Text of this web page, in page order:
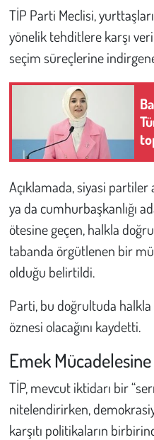
TİP Parti Meclisi,
yönelik tehditlere karşı
seçim süreçlerine
Açıklamada, siyasi partiler
ya da cumhurbaşkanlığı
ötesine geçen, halkla
tabanda örgütlenen bir
olduğu belirtildi.
Parti, bu doğrultuda
öznesi olacağını kaydetti.
Emek
TİP, mevcut iktidarı bir
nitelendirirken,
karşıtı politikaların